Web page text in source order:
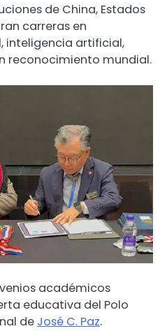
de China, Estados
carreras en
inteligencia artificial,
reconocimiento mundial.
académicos
educativa del Polo
de José C. Paz.